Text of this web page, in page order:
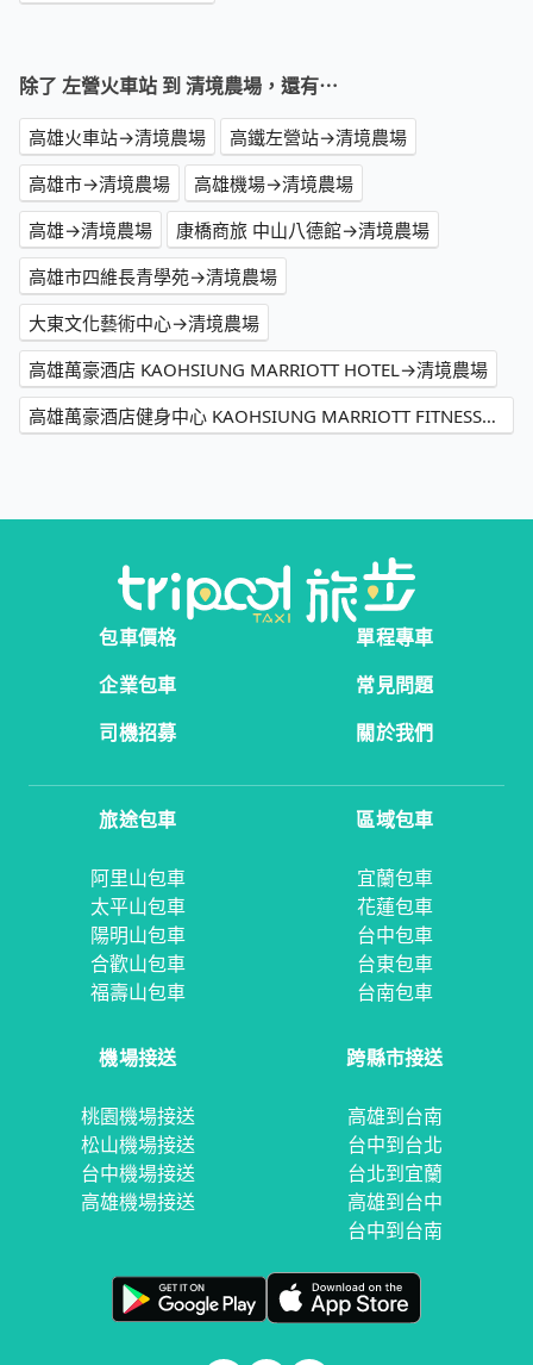
除了 左營火車站 到 清境農場，還有⋯
高雄火車站→清境農場
高鐵左營站→清境農場
高雄市→清境農場
高雄機場→清境農場
高雄→清境農場
康橋商旅 中山八德館→清境農場
高雄市四維長青學苑→清境農場
大東文化藝術中心→清境農場
高雄萬豪酒店 KAOHSIUNG MARRIOTT HOTEL→清境農場
高雄萬豪酒店健身中心 KAOHSIUNG MARRIOTT FITNESS→清境農場
包車價格
單程專車
企業包車
常見問題
司機招募
關於我們
旅途包車
阿里山包車
太平山包車
陽明山包車
合歡山包車
福壽山包車
區域包車
宜蘭包車
花蓮包車
台中包車
台東包車
台南包車
機場接送
桃園機場接送
松山機場接送
台中機場接送
高雄機場接送
跨縣市接送
高雄到台南
台中到台北
台北到宜蘭
高雄到台中
台中到台南